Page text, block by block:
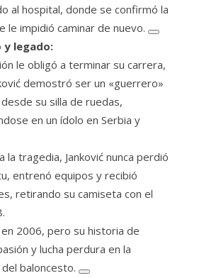
al hospital, donde se confirmó la
le impidió caminar de nuevo.
y legado:
le obligó a terminar su carrera,
demostró ser un «guerrero»
su silla de ruedas,
en un ídolo en Serbia y
la tragedia, Janković nunca perdió
entrenó equipos y recibió
retirando su camiseta con el
2006, pero su historia de
y lucha perdura en la
baloncesto.